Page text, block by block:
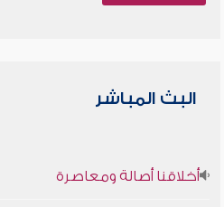
البث المباشر
أخلاقنا أصالة ومعاصرة